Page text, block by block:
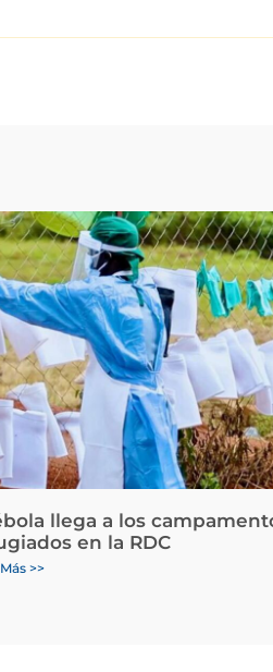
llega a los
en la RDC
>>